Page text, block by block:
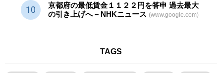
京都府の最低賃金１１２２円を答申 過去最大
の引き上げへ – NHKニュース (www.google.com)
TAGS